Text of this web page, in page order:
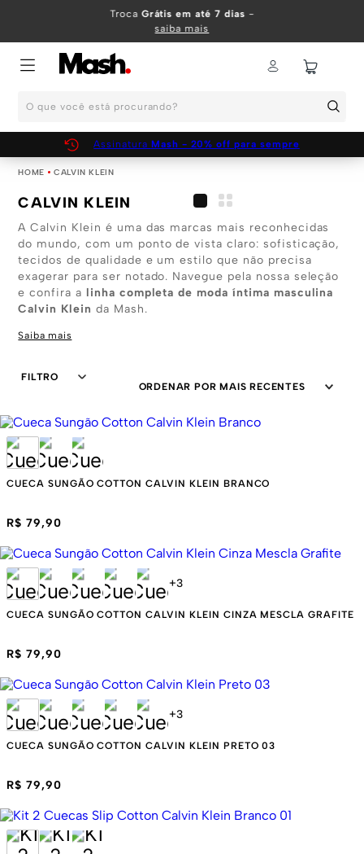
Troca Grátis em até 7 dias -
saiba mais
Assinatura Mash - 20% off para sempre
CALVIN KLEIN
CALVIN KLEIN
A Calvin Klein é uma das marcas mais reconhecidas
do mundo, com um ponto de vista claro: sofisticação,
tecidos de qualidade e um estilo que não precisa
exagerar para ser notado. Navegue pela nossa seleção
e confira a linha completa de moda íntima masculina
Calvin Klein da Mash.
Saiba mais
FILTRO
ORDENAR POR MAIS RECENTES
CUECA SUNGÃO COTTON CALVIN KLEIN BRANCO
R$ 79,90
+3
CUECA SUNGÃO COTTON CALVIN KLEIN CINZA MESCLA GRAFITE
R$ 79,90
+3
CUECA SUNGÃO COTTON CALVIN KLEIN PRETO 03
R$ 79,90
TERMOS MAIS BUSCADOS
BOXER
5º SUNGA
6º CUECA
7º MEIA
8º KIT CUECA
9º KIT CUECAS
10º KIT CUECA BOXER